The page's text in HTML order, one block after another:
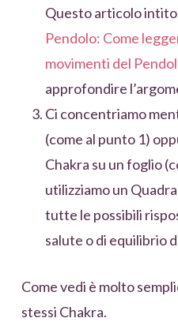
Questo articolo
Pendolo: Come
movimenti del
approfondire
Ci concentriamo
(come al punto 1)
Chakra su un foglio
utilizziamo un
tutte le possibili
salute o di equilibrio
Come vedi è molto
stessi Chakra.